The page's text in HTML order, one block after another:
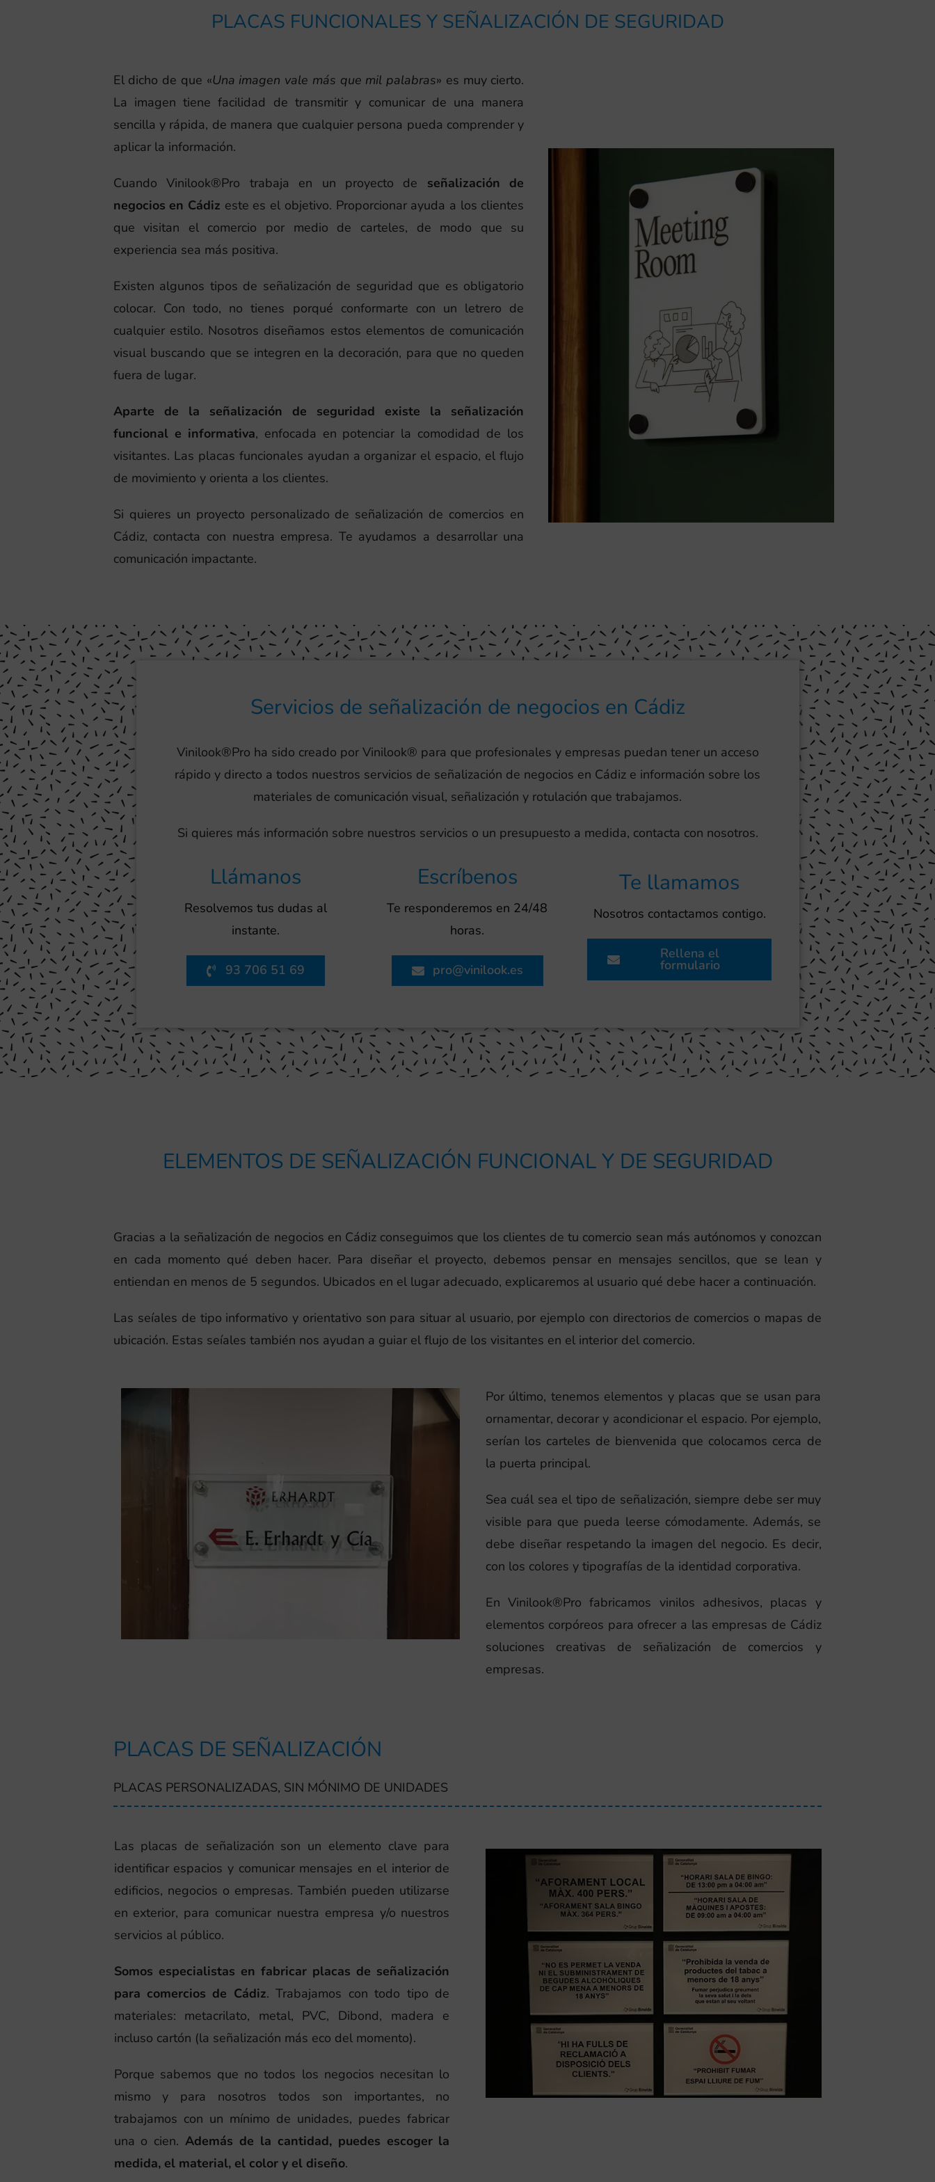
PLACAS FUNCIONALES Y SEÑALIZACIÓN DE SEGURIDAD
El dicho de que «Una imagen vale más que mil palabras» es muy cierto.
La imagen tiene facilidad de transmitir y comunicar de una manera
sencilla y rápida, de manera que cualquier persona pueda comprender y
aplicar la información.
Cuando Vinilook®Pro trabaja en un proyecto de señalización de
negocios en Cádiz este es el objetivo. Proporcionar ayuda a los clientes
que visitan el comercio por medio de carteles, de modo que su
experiencia sea más positiva.
Existen algunos tipos de señalización de seguridad que es obligatorio
colocar. Con todo, no tienes porqué conformarte con un letrero de
cualquier estilo. Nosotros diseñamos estos elementos de comunicación
visual buscando que se integren en la decoración, para que no queden
fuera de lugar.
Aparte de la señalización de seguridad existe la señalización
funcional e informativa, enfocada en potenciar la comodidad de los
visitantes. Las placas funcionales ayudan a organizar el espacio, el flujo
de movimiento y orienta a los clientes.
Si quieres un proyecto personalizado de señalización de comercios en
Cádiz, contacta con nuestra empresa. Te ayudamos a desarrollar una
comunicación impactante.
Servicios de señalización de negocios en Cádiz
Vinilook®Pro ha sido creado por Vinilook® para que profesionales y empresas puedan tener un acceso
rápido y directo a todos nuestros servicios de señalización de negocios en Cádiz e información sobre los
materiales de comunicación visual, señalización y rotulación que trabajamos.
Si quieres más información sobre nuestros servicios o un presupuesto a medida, contacta con nosotros.
Llámanos
Resolvemos tus dudas al
instante.
93 706 51 69
Escríbenos
Te responderemos en 24/48
horas.
pro@vinilook.es
Te llamamos
Nosotros contactamos contigo.
Rellena el
formulario
ELEMENTOS DE SEÑALIZACIÓN FUNCIONAL Y DE SEGURIDAD
Gracias a la señalización de negocios en Cádiz conseguimos que los clientes de tu comercio sean más autónomos y conozcan
en cada momento qué deben hacer. Para diseñar el proyecto, debemos pensar en mensajes sencillos, que se lean y
entiendan en menos de 5 segundos. Ubicados en el lugar adecuado, explicaremos al usuario qué debe hacer a continuación.
Las seíales de tipo informativo y orientativo son para situar al usuario, por ejemplo con directorios de comercios o mapas de
ubicación. Estas seíales también nos ayudan a guiar el flujo de los visitantes en el interior del comercio.
Por último, tenemos elementos y placas que se usan para
ornamentar, decorar y acondicionar el espacio. Por ejemplo,
serían los carteles de bienvenida que colocamos cerca de
la puerta principal.
Sea cuál sea el tipo de señalización, siempre debe ser muy
visible para que pueda leerse cómodamente. Además, se
debe diseñar respetando la imagen del negocio. Es decir,
con los colores y tipografías de la identidad corporativa.
En Vinilook®Pro fabricamos vinilos adhesivos, placas y
elementos corpóreos para ofrecer a las empresas de Cádiz
soluciones creativas de señalización de comercios y
empresas.
PLACAS DE SEÑALIZACIÓN
PLACAS PERSONALIZADAS, SIN MÓNIMO DE UNIDADES
Las placas de señalización son un elemento clave para
identificar espacios y comunicar mensajes en el interior de
edificios, negocios o empresas. También pueden utilizarse
en exterior, para comunicar nuestra empresa y/o nuestros
servicios al público.
Somos especialistas en fabricar placas de señalización
para comercios de Cádiz. Trabajamos con todo tipo de
materiales: metacrilato, metal, PVC, Dibond, madera e
incluso cartón (la señalización más eco del momento).
Porque sabemos que no todos los negocios necesitan lo
mismo y para nosotros todos son importantes, no
trabajamos con un mínimo de unidades, puedes fabricar
una o cien.Además de la cantidad, puedes escoger la
medida, el material, el color y el diseño.